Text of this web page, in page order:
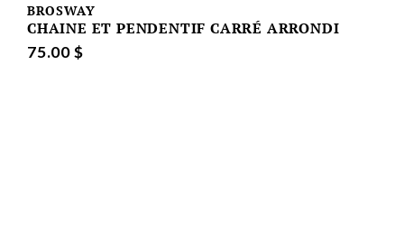
BROSWAY
CHAINE ET PENDENTIF CARRÉ ARRONDI
75.00 $